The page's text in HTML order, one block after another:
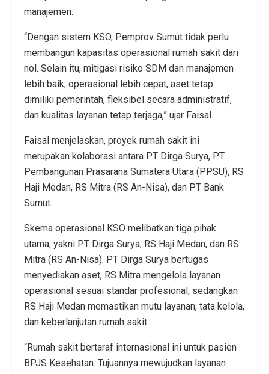
manajemen.
“Dengan sistem KSO, Pemprov Sumut tidak perlu
membangun kapasitas operasional rumah sakit dari
nol. Selain itu, mitigasi risiko SDM dan manajemen
lebih baik, operasional lebih cepat, aset tetap
dimiliki pemerintah, fleksibel secara administratif,
dan kualitas layanan tetap terjaga,” ujar Faisal.
Faisal menjelaskan, proyek rumah sakit ini
merupakan kolaborasi antara PT Dirga Surya, PT
Pembangunan Prasarana Sumatera Utara (PPSU), RS
Haji Medan, RS Mitra (RS An-Nisa), dan PT Bank
Sumut.
Skema operasional KSO melibatkan tiga pihak
utama, yakni PT Dirga Surya, RS Haji Medan, dan RS
Mitra (RS An-Nisa). PT Dirga Surya bertugas
menyediakan aset, RS Mitra mengelola layanan
operasional sesuai standar profesional, sedangkan
RS Haji Medan memastikan mutu layanan, tata kelola,
dan keberlanjutan rumah sakit.
“Rumah sakit bertaraf internasional ini untuk pasien
BPJS Kesehatan. Tujuannya mewujudkan layanan